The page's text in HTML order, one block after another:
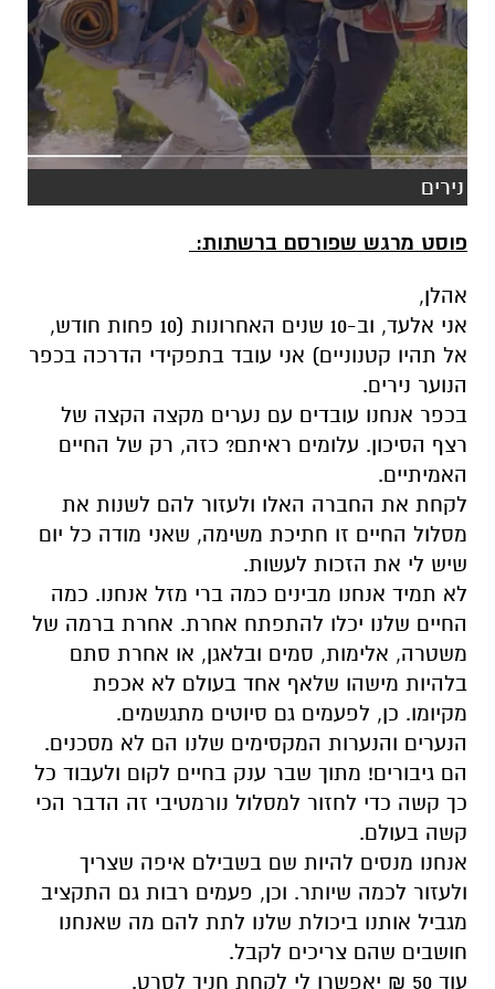
נירים
פוסט מרגש שפורסם ברשתות:
אהלן,
אני אלעד, וב-10 שנים האחרונות (10 פחות חודש,
אל תהיו קטנוניים) אני עובד בתפקידי הדרכה בכפר
הנוער נירים.
בכפר אנחנו עובדים עם נערים מקצה הקצה של
רצף הסיכון. עלומים ראיתם? כזה, רק של החיים
האמיתיים.
לקחת את החברה האלו ולעזור להם לשנות את
מסלול החיים זו חתיכת משימה, שאני מודה כל יום
שיש לי את הזכות לעשות.
לא תמיד אנחנו מבינים כמה ברי מזל אנחנו. כמה
החיים שלנו יכלו להתפתח אחרת. אחרת ברמה של
משטרה, אלימות, סמים ובלאגן, או אחרת סתם
בלהיות מישהו שלאף אחד בעולם לא אכפת
מקיומו. כן, לפעמים גם סיוטים מתגשמים.
הנערים והנערות המקסימים שלנו הם לא מסכנים.
הם גיבורים! מתוך שבר ענק בחיים לקום ולעבוד כל
כך קשה כדי לחזור למסלול נורמטיבי זה הדבר הכי
קשה בעולם.
אנחנו מנסים להיות שם בשבילם איפה שצריך
ולעזור לכמה שיותר. וכן, פעמים רבות גם התקציב
מגביל אותנו ביכולת שלנו לתת להם מה שאנחנו
חושבים שהם צריכים לקבל.
עוד 50 ₪ יאפשרו לי לקחת חניך לסרט.